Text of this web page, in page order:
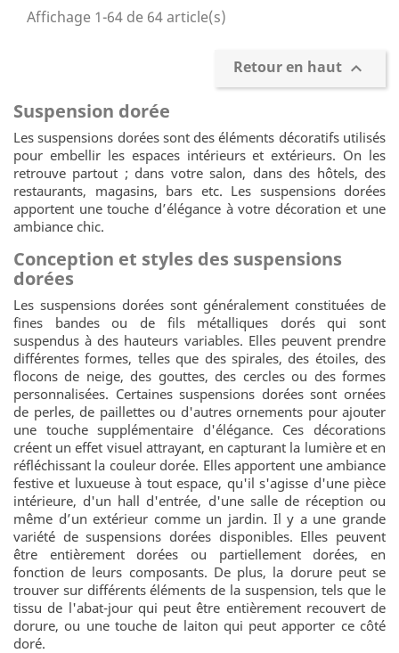
Affichage 1-64 de 64 article(s)
Retour en haut 
Suspension dorée
Les suspensions dorées sont des éléments décoratifs utilisés
pour embellir les espaces intérieurs et extérieurs. On les
retrouve partout ; dans votre salon, dans des hôtels, des
restaurants, magasins, bars etc. Les suspensions dorées
apportent une touche d’élégance à votre décoration et une
ambiance chic.
Conception et styles des suspensions
dorées
Les suspensions dorées sont généralement constituées de
fines bandes ou de fils métalliques dorés qui sont
suspendus à des hauteurs variables. Elles peuvent prendre
différentes formes, telles que des spirales, des étoiles, des
flocons de neige, des gouttes, des cercles ou des formes
personnalisées. Certaines suspensions dorées sont ornées
de perles, de paillettes ou d'autres ornements pour ajouter
une touche supplémentaire d'élégance. Ces décorations
créent un effet visuel attrayant, en capturant la lumière et en
réfléchissant la couleur dorée. Elles apportent une ambiance
festive et luxueuse à tout espace, qu'il s'agisse d'une pièce
intérieure, d'un hall d'entrée, d'une salle de réception ou
même d’un extérieur comme un jardin. Il y a une grande
variété de suspensions dorées disponibles. Elles peuvent
être entièrement dorées ou partiellement dorées, en
fonction de leurs composants. De plus, la dorure peut se
trouver sur différents éléments de la suspension, tels que le
tissu de l'abat-jour qui peut être entièrement recouvert de
dorure, ou une touche de laiton qui peut apporter ce côté
doré.